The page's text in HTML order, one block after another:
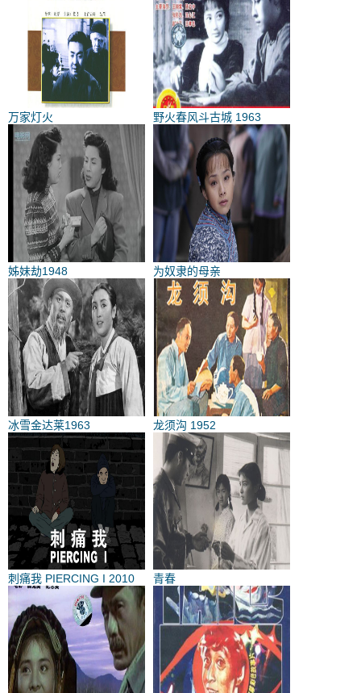
万家灯火 野火春风斗古城 1963
姊妹劫1948 为奴隶的母亲
冰雪金达莱1963 龙须沟 1952
刺痛我 PIERCING I 2010 青春